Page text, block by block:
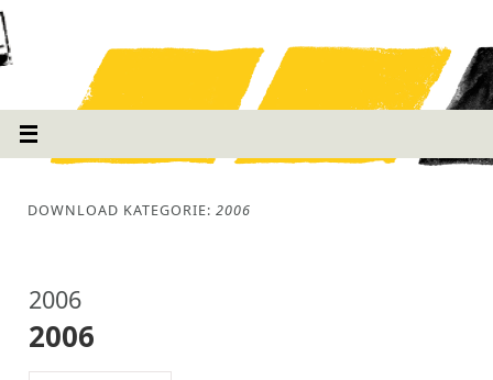
DOWNLOAD KATEGORIE: 2006
2006
2006